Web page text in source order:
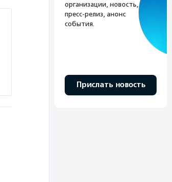
организации, новость,
пресс-релиз, анонс
события.
Прислать новость